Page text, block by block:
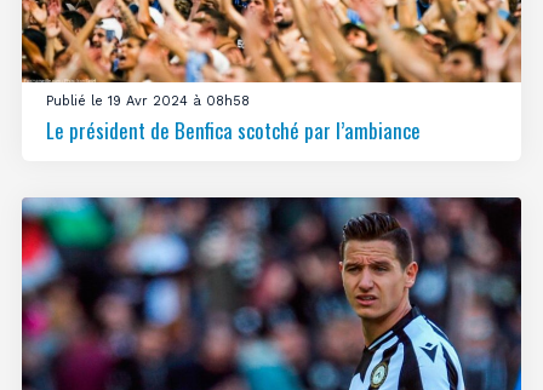
Publié le 19 Avr 2024 à 08h58
Le président de Benfica scotché par l’ambiance